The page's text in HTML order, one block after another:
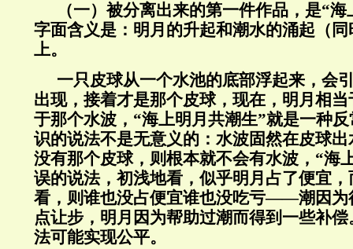
（一）被分离出来的第一件作品，是“
字面含义是：明月的升起和潮水的涌起（
上。
一只皮球从一个水池的底部浮起来，会
出现，接着才是那个皮球，现在，明月相
于那个水波，“海上明月共潮生”就是一种
识的说法不是无意义的：水波固然在皮球
没有那个皮球，则根本就不会有水波，“海
误的说法，初浅地看，似乎明月占了便宜
看，则谁也没占便宜谁也没吃亏——潮因为
点让步，明月因为帮助过潮而得到一些补
法可能实现公平。